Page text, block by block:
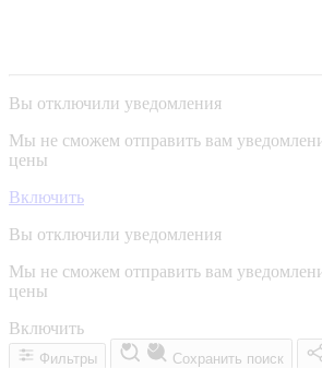
Вы отключили уведомления
Мы не сможем отправить вам
цены
Включить
Вы отключили уведомления
Мы не сможем отправить вам
цены
Включить
Фильтры Сохранить поиск